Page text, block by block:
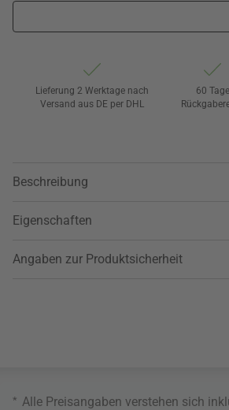
Lieferung 2 Werktage nach
Versand aus DE per DHL
60 Tage
Beschreibung
Eigenschaften
Angaben zur Produktsicherheit
* Alle Preisangaben verstehen sich